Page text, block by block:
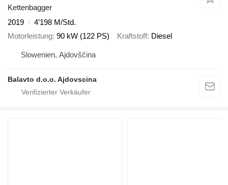
Kettenbagger
2019
4’198 M/Std.
Motorleistung 90 kW (122 PS) Kraftstoff Diesel
Slowenien, Ajdovščina
Balavto d.o.o. Ajdovscina